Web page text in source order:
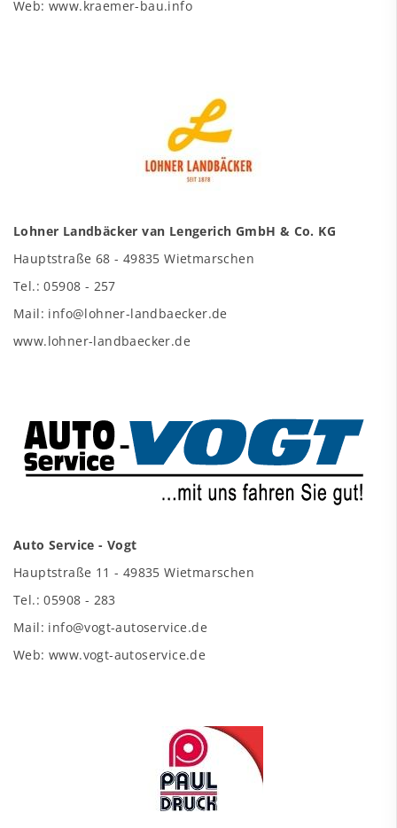
Web: www.kraemer-bau.info
Lohner Landbäcker van Lengerich GmbH & Co. KG
Hauptstraße 68 - 49835 Wietmarschen
Tel.: 05908 - 257
Mail: info@lohner-landbaecker.de
www.lohner-landbaecker.de
Auto Service - Vogt
Hauptstraße 11 - 49835 Wietmarschen
Tel.: 05908 - 283
Mail: info@vogt-autoservice.de
Web: www.vogt-autoservice.de